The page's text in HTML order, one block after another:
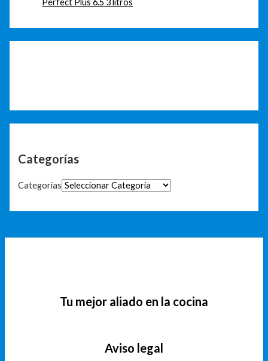
Categorías
Categorías
Tu mejor aliado en la cocina
Aviso legal